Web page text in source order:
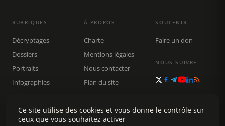
RUBRIQUES
Décryptages
Dossiers
Portraits
Infographies
Rechercher
À PROPOS
Charte
Mentions légales
Nous contacter
Plan du site
SOUTENIR
Faire un don
NOUS SUIVRE
Ce site utilise des cookies et vous donne le contrôle sur
ceux que vous souhaitez activer